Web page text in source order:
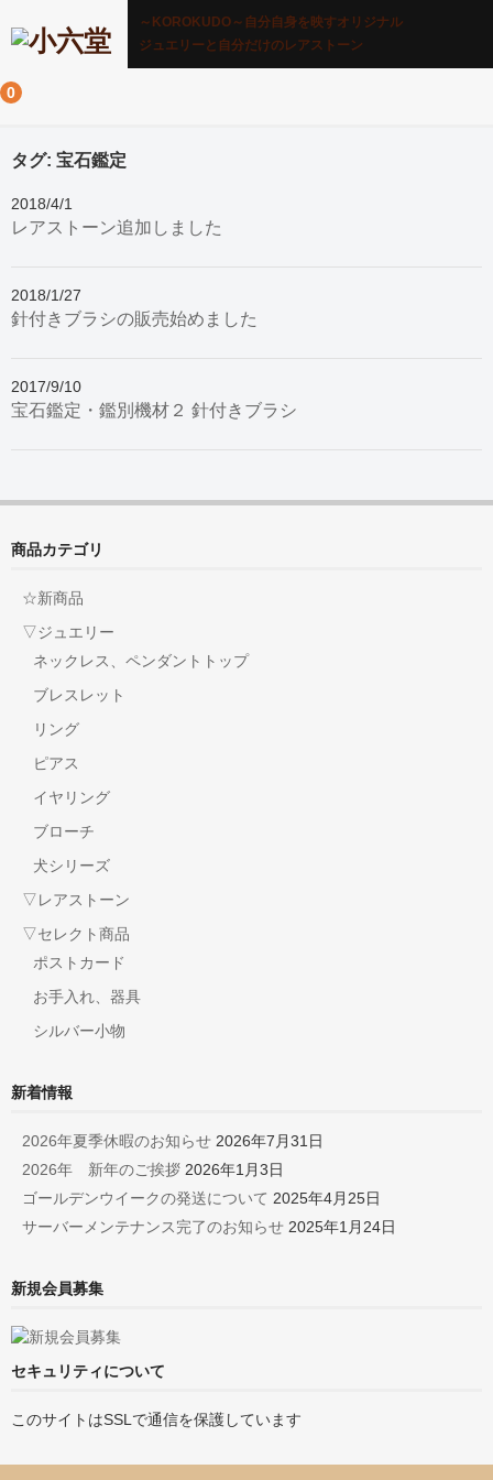
～KOROKUDO～自分自身を映すオリジナル
ジュエリーと自分だけのレアストーン
0
タグ: 宝石鑑定
2018/4/1
レアストーン追加しました
2018/1/27
針付きブラシの販売始めました
2017/9/10
宝石鑑定・鑑別機材２ 針付きブラシ
商品カテゴリ
☆新商品
▽ジュエリー
ネックレス、ペンダントトップ
ブレスレット
リング
ピアス
イヤリング
ブローチ
犬シリーズ
▽レアストーン
▽セレクト商品
ポストカード
お手入れ、器具
シルバー小物
新着情報
2026年夏季休暇のお知らせ 2026年7月31日
2026年 新年のご挨拶 2026年1月3日
ゴールデンウイークの発送について 2025年4月25日
サーバーメンテナンス完了のお知らせ 2025年1月24日
新規会員募集
セキュリティについて
このサイトはSSLで通信を保護しています